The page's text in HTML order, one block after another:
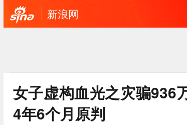
新浪网
女子虚构血光之灾骗936
4年6个月原判